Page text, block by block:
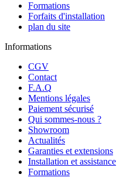
Formations
Forfaits d'installation
plan du site
Informations
CGV
Contact
F.A.Q
Mentions légales
Paiement sécurisé
Qui sommes-nous ?
Showroom
Actualités
Garanties et extensions
Installation et assistance
Formations